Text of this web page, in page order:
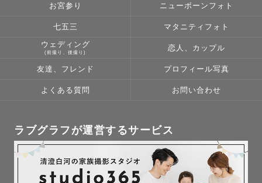
指名料¥5,000→無料にて承ります！
お申し込み後に変更をさせていただきます🙇🏻‍♀️
はじめまして！！
カメラマンページをご覧いただきありがとうございます。
関東ラブグラファーのちゃんあやと申します🌷
お宮参り ニューボーンフォト
七五三 マタニティフォト
ウェディング
(前撮り、後撮り)
恋人、カップル
友達、フレンド プロフィール写真
よくある質問 お問い合わせ
ラブグラフが運営するサービス